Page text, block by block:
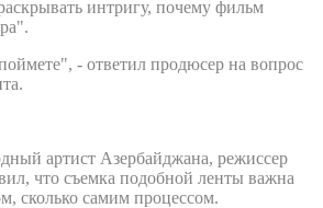
интригу, почему фильм
- ответил продюсер на вопрос
артист Азербайджана, режиссер
что съемка подобной ленты важна
сколько самим процессом.